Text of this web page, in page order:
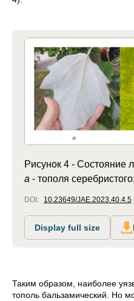
Рисунок 4 - Состояние
а - тополя серебристого;
DOI: 10.23649/JAE.2023.40.4.5
Display full size
Таким образом, наиболее
тополь бальзамический. Но